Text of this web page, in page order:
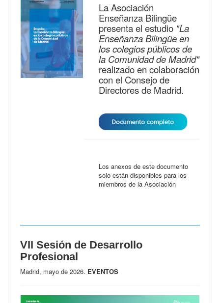
La Asociación
Enseñanza Bilingüe
presenta el estudio "La
Enseñanza Bilingüe en
los colegios públicos de
la Comunidad de Madrid"
realizado en colaboración
con el Consejo de
Directores de Madrid.
Los anexos de este documento
solo están disponibles para los
miembros de la Asociación
VII Sesión de Desarrollo
Profesional
Madrid, mayo de 2026. EVENTOS